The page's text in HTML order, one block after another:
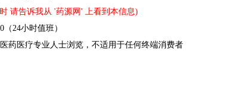
请告诉我从 '药源网' 上看到本信息)
（24小时值班）
药医疗专业人士浏览，不适用于任何终端消费者